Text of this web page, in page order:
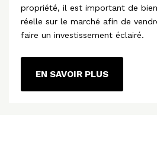
propriété, il est important de
réelle sur le marché afin de
faire un investissement éclairé.
EN SAVOIR PLUS